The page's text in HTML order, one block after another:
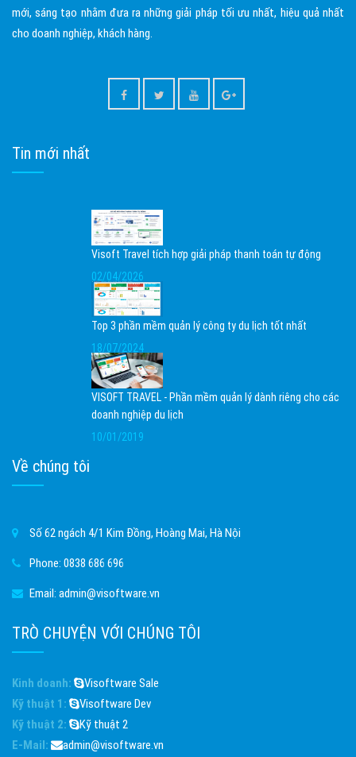
mới, sáng tạo nhằm đưa ra những giải pháp tối ưu nhất, hiệu quả nhất
cho doanh nghiệp, khách hàng.
Tin mới nhất
Visoft Travel tích hợp giải pháp thanh toán tự động
02/04/2026
Top 3 phần mềm quản lý công ty du lịch tốt nhất
18/07/2024
VISOFT TRAVEL - Phần mềm quản lý dành riêng cho các
doanh nghiệp du lịch
10/01/2019
Về chúng tôi
Số 62 ngách 4/1 Kim Đồng, Hoàng Mai, Hà Nội
Phone: 0838 686 696
Email: admin@visoftware.vn
TRÒ CHUYỆN VỚI CHÚNG TÔI
Kinh doanh:
Visoftware Sale
Kỹ thuật 1:
Visoftware Dev
Kỹ thuật 2:
Kỹ thuật 2
E-Mail:
admin@visoftware.vn